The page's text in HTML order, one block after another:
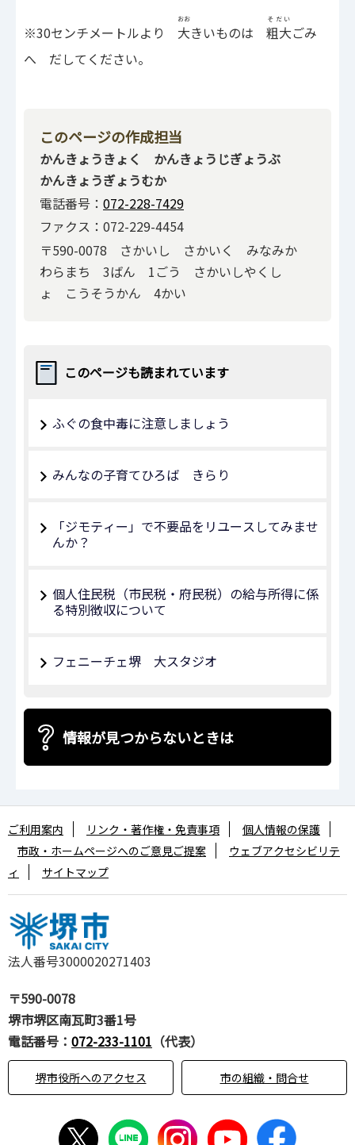
※30センチメートルより 大
おお
きいものは 粗大
そだい
ごみ
へ だしてください。
このページの作成担当
かんきょうきょく かんきょうじぎょうぶ
かんきょうぎょうむか
電話番号： 072-228-7429
ファクス：072-229-4454
〒590-0078 さかいし さかいく みなみか
わらまち 3ばん 1ごう さかいしやくし
ょ こうそうかん 4かい
このページも読まれています
ふぐの食中毒に注意しましょう
みんなの子育てひろば きらり
「ジモティー」で不要品をリユースしてみませ
んか？
個人住民税（市民税・府民税）の給与所得に係
る特別徴収について
フェニーチェ堺 大スタジオ
情報が見つからないときは
法人番号3000020271403
〒590-0078
堺市堺区南瓦町3番1号
電話番号： 072-233-1101 （代表）
堺市役所へのアクセス 市の組織・問合せ
ご利用案内 リンク・著作権・免責事項
個人情報の保護
市政・ホームページへのご意見ご提案
ウェブアクセシビリテ
ィ
サイトマップ